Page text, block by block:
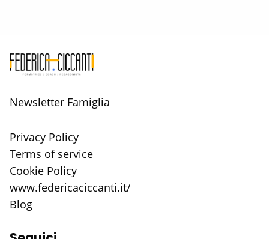
Newsletter Famiglia
Privacy Policy
Terms of service
Cookie Policy
www.federicaciccanti.it/
Blog